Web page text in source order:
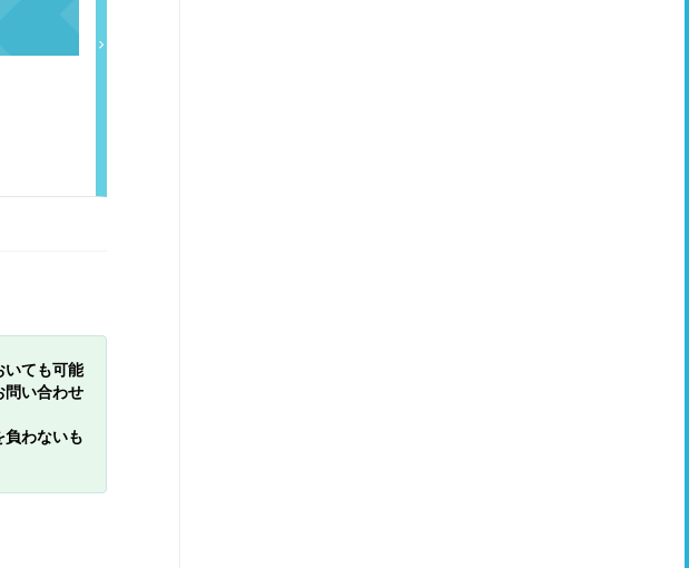
いても可能
問い合わせ
負わないも